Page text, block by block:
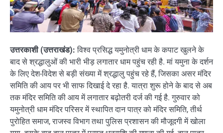
उत्तरकाशी (उत्तराखंड):विश्व प्रसिद्ध यमुनोत्री धाम के कपाट खुलने के
बाद से श्रद्धालुओं की भारी भीड़ लगातार धाम पहुंच रही है. मां यमुना के दर्शन
के लिए देश-विदेश से बड़ी संख्या में श्रद्धालु पहुंच रहे हैं, जिसका असर मंदिर
समिति की आय पर भी साफ दिखाई दे रहा है. यात्रा शुरू होने के बाद से अब
तक मंदिर समिति की आय में लगातार बढ़ोतरी दर्ज की गई है. गुरुवार को
यमुनोत्री धाम मंदिर परिसर में स्थापित दान पात्र को मंदिर समिति, तीर्थ
पुरोहित समाज, राजस्व विभाग तथा पुलिस प्रशासन की मौजूदगी में खोला